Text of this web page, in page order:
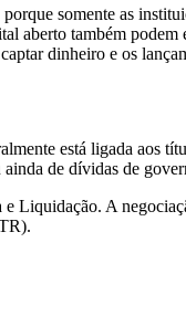
somente as
aberto também
dinheiro e os
está ligada aos
de dívidas de
Liquidação. A